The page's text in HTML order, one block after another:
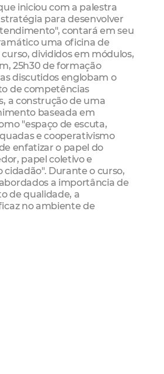
iniciou com a palestra
para desenvolver
contará em seu
uma oficina de
divididos em módulos,
25h30 de formação
discutidos englobam o
de competências
a construção de uma
baseada em
"espaço de escuta,
e cooperativismo
enfatizar o papel do
papel coletivo e
Durante o curso,
a importância de
de qualidade, a
no ambiente de